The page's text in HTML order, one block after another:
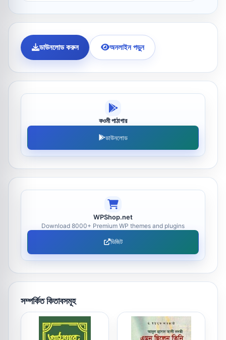
ডাউনলোড করুন অনলাইন পড়ুন
কওমী পাঠাগার
ডাউনলোড
WPShop.net
Download 8000+ Premium WP themes and plugins
ভিজিট
সম্পর্কিত কিতাবসমূহ